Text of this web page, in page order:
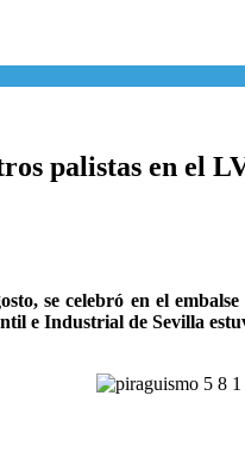
palistas en el
se celebró en el
e Industrial de Sevilla